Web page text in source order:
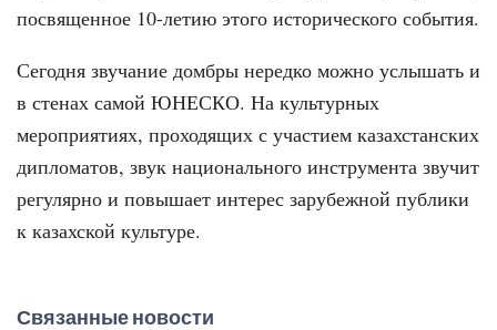
посвященное 10-летию этого исторического события.
Сегодня звучание домбры нередко можно услышать и
в стенах самой ЮНЕСКО. На культурных
мероприятиях, проходящих с участием казахстанских
дипломатов, звук национального инструмента звучит
регулярно и повышает интерес зарубежной публики
к казахской культуре.
Связанные новости